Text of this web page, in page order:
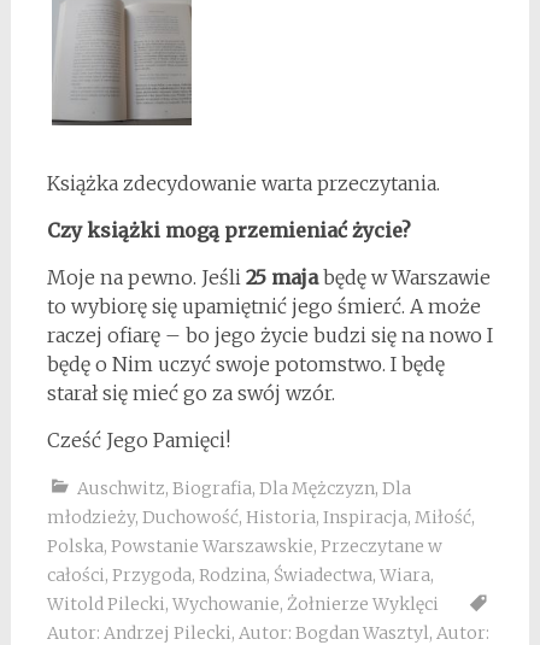
Książka zdecydowanie warta przeczytania.
Czy książki mogą przemieniać życie?
Moje na pewno. Jeśli 25 majabędę w Warszawie
to wybiorę się upamiętnić jego śmierć. A może
raczej ofiarę – bo jego życie budzi się na nowo I
będę o Nim uczyć swoje potomstwo. I będę
starał się mieć go za swój wzór.
Cześć Jego Pamięci!
Auschwitz, Biografia, Dla Mężczyzn, Dla
młodzieży, Duchowość, Historia, Inspiracja, Miłość,
Polska, Powstanie Warszawskie, Przeczytane w
całości, Przygoda, Rodzina, Świadectwa, Wiara,
Witold Pilecki, Wychowanie, Żołnierze Wyklęci
Autor: Andrzej Pilecki, Autor: Bogdan Wasztyl, Autor: